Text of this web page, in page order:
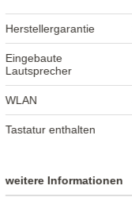
Herstellergarantie
Eingebaute
Lautsprecher
WLAN
Tastatur enthalten
weitere Informationen